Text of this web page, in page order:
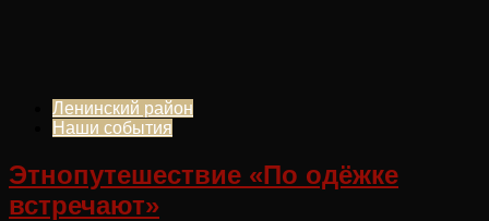
Ленинский район
Наши события
Этнопутешествие «По одёжке
встречают»